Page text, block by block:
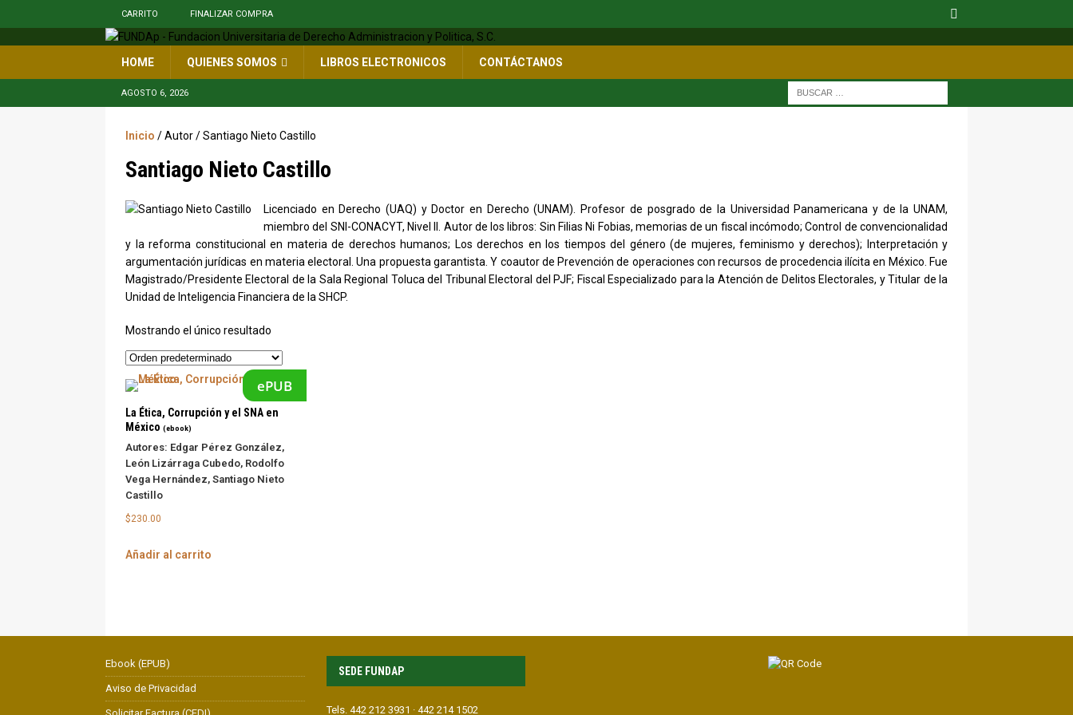
CARRITO FINALIZAR COMPRA
HOME QUIENES SOMOS LIBROS ELECTRONICOS CONTÁCTANOS
AGOSTO 6, 2026
Inicio / Autor / Santiago Nieto Castillo
Santiago Nieto Castillo
Licenciado en Derecho (UAQ) y Doctor en Derecho (UNAM). Profesor de posgrado de la Universidad Panamericana y de la UNAM,
miembro del SNI-CONACYT, Nivel II. Autor de los libros: Sin Filias Ni Fobias, memorias de un fiscal incómodo; Control de convencionalidad
y la reforma constitucional en materia de derechos humanos; Los derechos en los tiempos del género (de mujeres, feminismo y derechos); Interpretación y
argumentación jurídicas en materia electoral. Una propuesta garantista. Y coautor de Prevención de operaciones con recursos de procedencia ilícita en México. Fue
Magistrado/Presidente Electoral de la Sala Regional Toluca del Tribunal Electoral del PJF; Fiscal Especializado para la Atención de Delitos Electorales, y Titular de la
Unidad de Inteligencia Financiera de la SHCP.
Mostrando el único resultado
ePUB
La Ética, Corrupción y el SNA en
México (ebook)
Autores: Edgar Pérez González,
León Lizárraga Cubedo, Rodolfo
Vega Hernández, Santiago Nieto
Castillo
$230.00
Añadir al carrito
Ebook (EPUB)
Aviso de Privacidad
SEDE FUNDAP
Tels. 442 212 3931 · 442 214 1502